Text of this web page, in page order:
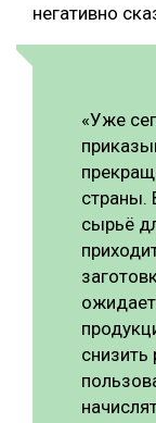
негативно
«Уже
страны.
сырьё